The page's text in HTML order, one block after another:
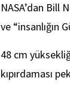
NASA’dan Bill
ve “insanlığın
48 cm
kıpırdaması